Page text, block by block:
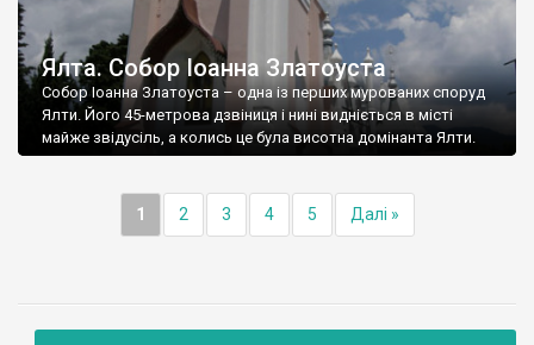
Ялта. Собор Іоанна Златоуста
Собор Іоанна Златоуста – одна із перших мурованих споруд
Ялти. Його 45-метрова дзвіниця і нині видніється в місті
майже звідусіль, а колись це була висотна домінанта Ялти.
1 2 3 4 5 Далі »